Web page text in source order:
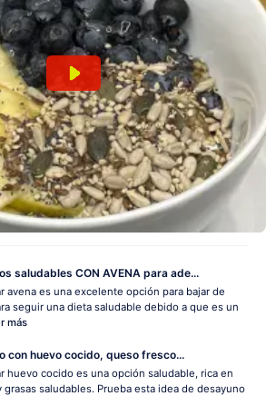
saludables CON AVENA para ade...
avena es una excelente opción para bajar de
seguir una dieta saludable debido a que es un
más
con huevo cocido, queso fresco...
huevo cocido es una opción saludable, rica en
grasas saludables. Prueba esta idea de desayuno